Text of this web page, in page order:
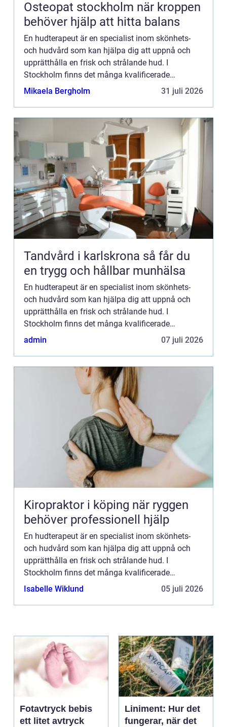
Osteopat stockholm när kroppen
behöver hjälp att hitta balans
En hudterapeut är en specialist inom skönhets-
och hudvård som kan hjälpa dig att uppnå och
upprätthålla en frisk och strålande hud. I
Stockholm finns det många kvalificerade
hudterapeuter som erbjude...
Mikaela Bergholm 31 juli 2026
Tandvård i karlskrona så får du
en trygg och hållbar munhälsa
En hudterapeut är en specialist inom skönhets-
och hudvård som kan hjälpa dig att uppnå och
upprätthålla en frisk och strålande hud. I
Stockholm finns det många kvalificerade
hudterapeuter som erbjude...
admin 07 juli 2026
Kiropraktor i köping när ryggen
behöver professionell hjälp
En hudterapeut är en specialist inom skönhets-
och hudvård som kan hjälpa dig att uppnå och
upprätthålla en frisk och strålande hud. I
Stockholm finns det många kvalificerade
hudterapeuter som erbjude...
Isabelle Wiklund 05 juli 2026
Fotavtryck bebis
ett litet avtryck
Liniment: Hur det
fungerar, när det